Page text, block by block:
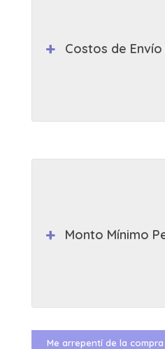
Costos de Envío
Monto Mínimo
Me arrepentí de la compra